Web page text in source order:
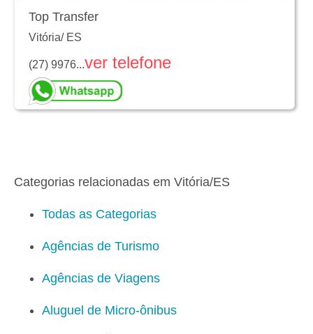
Top Transfer
Vitória/ ES
(27) 9976...ver telefone
Categorias relacionadas em Vitória/ES
Todas as Categorias
Agências de Turismo
Agências de Viagens
Aluguel de Micro-ônibus